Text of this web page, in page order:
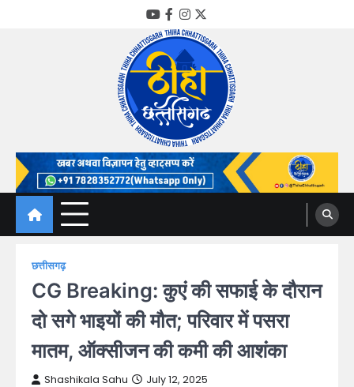
YouTube
Facebook
Instagram
Twitter
Thiha Chhattisgarh
गोठ जन-जन के
छत्तीसगढ़
CG Breaking: कुएं की सफाई के दौरान
दो सगे भाइयों की मौत; परिवार में पसरा
मातम, ऑक्सीजन की कमी की आशंका
Shashikala Sahu July 12, 2025